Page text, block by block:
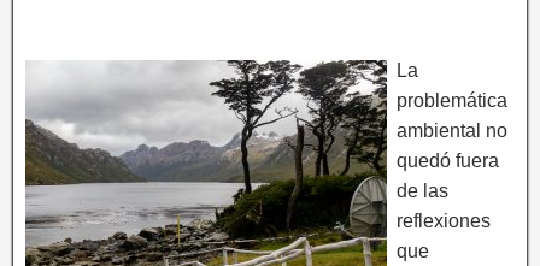
La
problemática
ambiental no
quedó fuera
de las
reflexiones
que